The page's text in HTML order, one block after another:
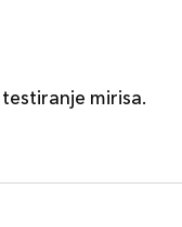
mirisa.